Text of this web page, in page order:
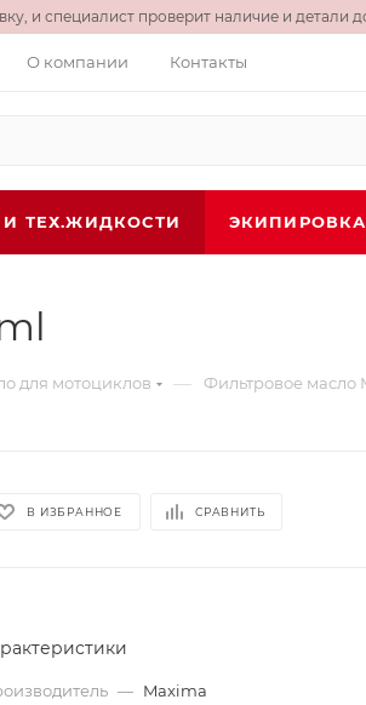
и специалист проверит наличие и детали
О компании Контакты
ТЕХ.ЖИДКОСТИ ЭКИПИРОВКА
для мотоциклов — Фильтровое масло
В ИЗБРАННОЕ СРАВНИТЬ
— Maxima